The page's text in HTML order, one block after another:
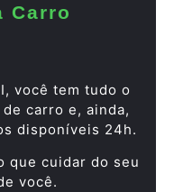
Carro
você tem tudo o
carro e, ainda,
disponíveis 24h.
que cuidar do seu
você.